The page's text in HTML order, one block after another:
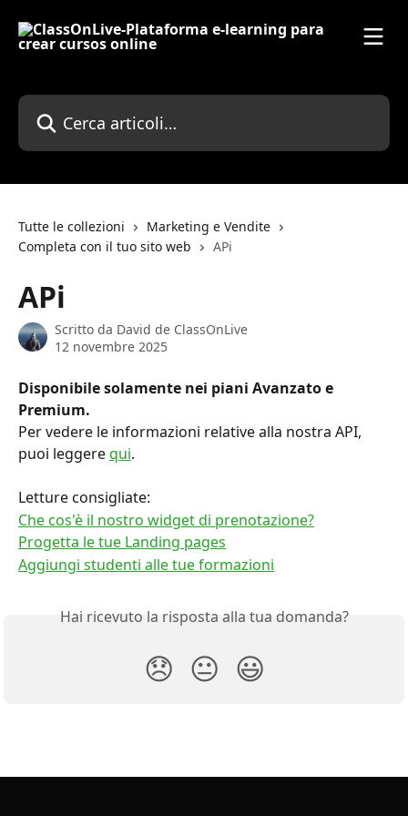
Cerca articoli…
Tutte le collezioni
Marketing e Vendite
Completa con il tuo sito web
APi
APi
Scritto da David de ClassOnLive
12 novembre 2025
Disponibile solamente nei piani Avanzato e
Premium.
Per vedere le informazioni relative alla nostra API,
puoi leggere qui.
Letture consigliate:
Che cos'è il nostro widget di prenotazione?
Progetta le tue Landing pages
Aggiungi studenti alle tue formazioni
Hai ricevuto la risposta alla tua domanda?
😞 😐 😃